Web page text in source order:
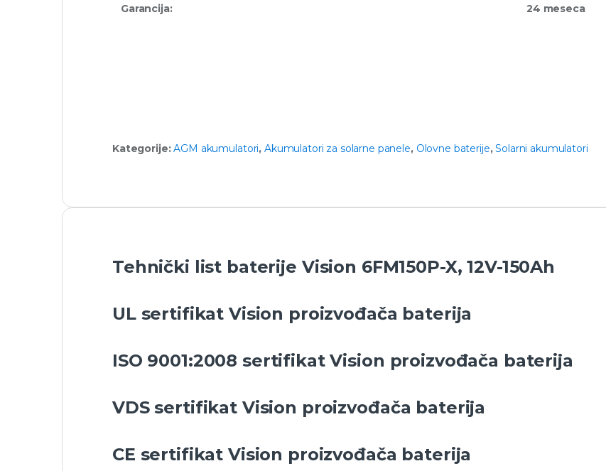
Garancija: 24 meseca
Kategorije:AGM akumulatori, Akumulatori za solarne panele, Olovne baterije,Solarni akumulatori
Tehnički list baterije Vision 6FM150P-X, 12V-150Ah
UL sertifikat Vision proizvođača baterija
ISO 9001:2008 sertifikat Vision proizvođača baterija
VDS sertifikat Vision proizvođača baterija
CE sertifikat Vision proizvođača baterija